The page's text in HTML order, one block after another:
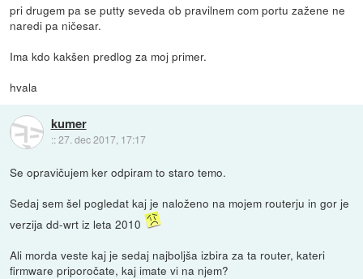
pri drugem pa se putty seveda ob pravilnem com portu zažene ne
naredi pa ničesar.
Ima kdo kakšen predlog za moj primer.
hvala
kumer
::27. dec 2017, 17:17
Se opravičujem ker odpiram to staro temo.
Sedaj sem šel pogledat kaj je naloženo na mojem routerju in gor je
verzija dd-wrt iz leta 2010
Ali morda veste kaj je sedaj najboljša izbira za ta router, kateri
firmware priporočate, kaj imate vi na njem?